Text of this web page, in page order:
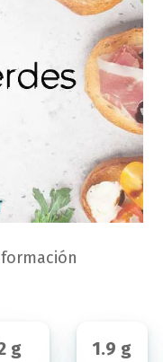
g 1.9 g